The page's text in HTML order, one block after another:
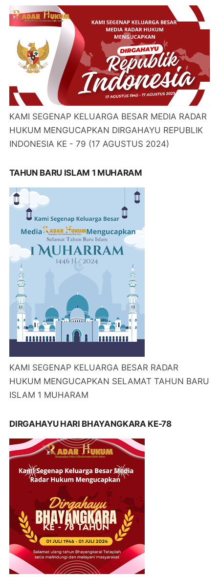
KAMI SEGENAP KELUARGA BESAR MEDIA RADAR
HUKUM MENGUCAPKAN DIRGAHAYU REPUBLIK
INDONESIA KE - 79 (17 AGUSTUS 2024)
TAHUN BARU ISLAM 1 MUHARAM
KAMI SEGENAP KELUARGA BESAR RADAR
HUKUM MENGUCAPKAN SELAMAT TAHUN BARU
ISLAM 1 MUHARAM
DIRGAHAYU HARI BHAYANGKARA KE-78